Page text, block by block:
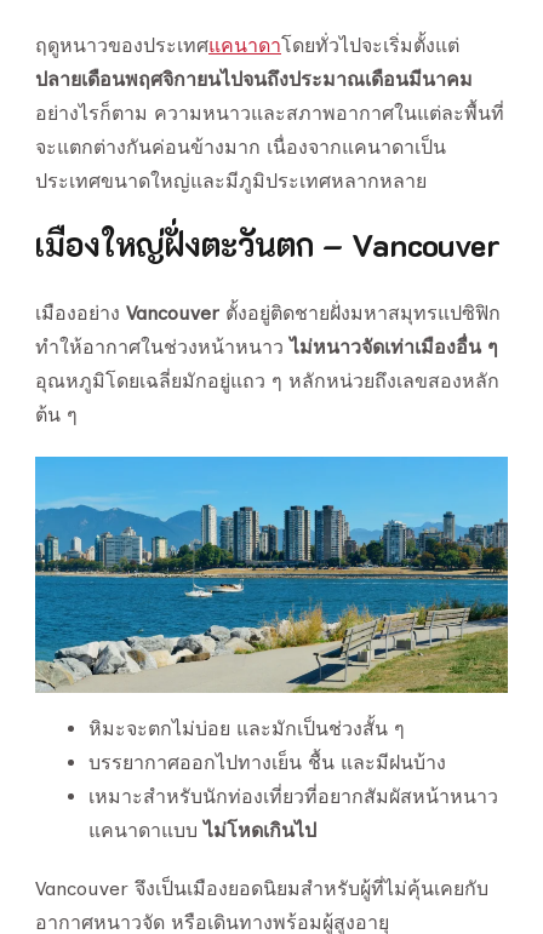
ฤดูหนาวของประเทศแคนาดาโดยทั่วไปจะเริ่มตั้งแต่
ปลายเดือนพฤศจิกายนไปจนถึงประมาณเดือนมีนาคม
อย่างไรก็ตาม ความหนาวและสภาพอากาศในแต่ละพื้นที่
จะแตกต่างกันค่อนข้างมาก เนื่องจากแคนาดาเป็น
ประเทศขนาดใหญ่และมีภูมิประเทศหลากหลาย
เมืองใหญ่ฝั่งตะวันตก – Vancouver
เมืองอย่าง Vancouver ตั้งอยู่ติดชายฝั่งมหาสมุทรแปซิฟิก
ทำให้อากาศในช่วงหน้าหนาวไม่หนาวจัดเท่าเมืองอื่น ๆ
อุณหภูมิโดยเฉลี่ยมักอยู่แถว ๆ หลักหน่วยถึงเลขสองหลัก
ต้น ๆ
หิมะจะตกไม่บ่อย และมักเป็นช่วงสั้น ๆ
บรรยากาศออกไปทางเย็น ชื้น และมีฝนบ้าง
เหมาะสำหรับนักท่องเที่ยวที่อยากสัมผัสหน้าหนาว
แคนาดาแบบไม่โหดเกินไป
Vancouver จึงเป็นเมืองยอดนิยมสำหรับผู้ที่ไม่คุ้นเคยกับ
อากาศหนาวจัด หรือเดินทางพร้อมผู้สูงอายุ